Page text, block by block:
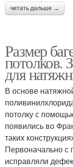
читать дальше →
Размер
потолков.
для
В основе
потолку с
появились во
таких
Первоначально с
исправляли